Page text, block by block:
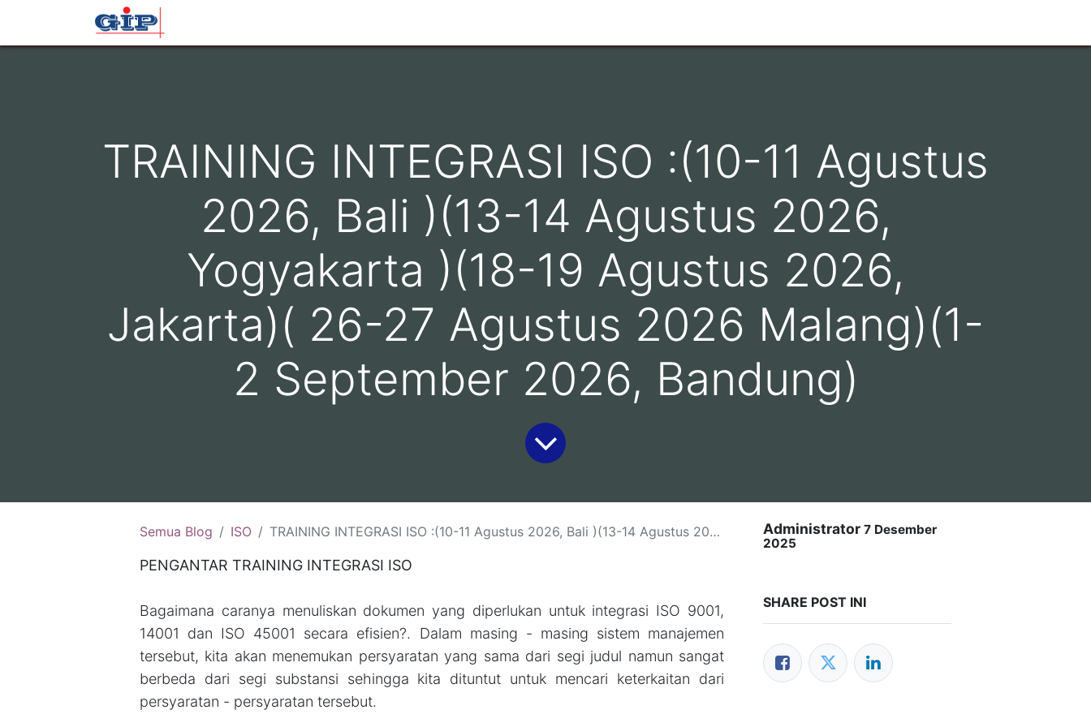
TRAINING INTEGRASI ISO :(10-11 Agustus
2026, Bali )(13-14 Agustus 2026,
Yogyakarta )(18-19 Agustus 2026,
Jakarta)( 26-27 Agustus 2026 Malang)(1-
2 September 2026, Bandung)
Semua Blog ISO TRAINING INTEGRASI ISO :(10-11 Agustus 2026, Bali )(13-14 Agustus 2026, Yogyakarta )(18-19 Agustus 2026, Jakarta)( 26-27 Agustus 2026 Malang)(1-2 September 2026, Bandung)
PENGANTAR TRAINING INTEGRASI ISO
Bagaimana caranya menuliskan dokumen yang diperlukan untuk integrasi ISO 9001,
14001 dan ISO 45001 secara efisien?. Dalam masing - masing sistem manajemen
tersebut, kita akan menemukan persyaratan yang sama dari segi judul namun sangat
berbeda dari segi substansi sehingga kita dituntut untuk mencari keterkaitan dari
persyaratan - persyaratan tersebut.
Administrator 7 Desember
2025
SHARE POST INI